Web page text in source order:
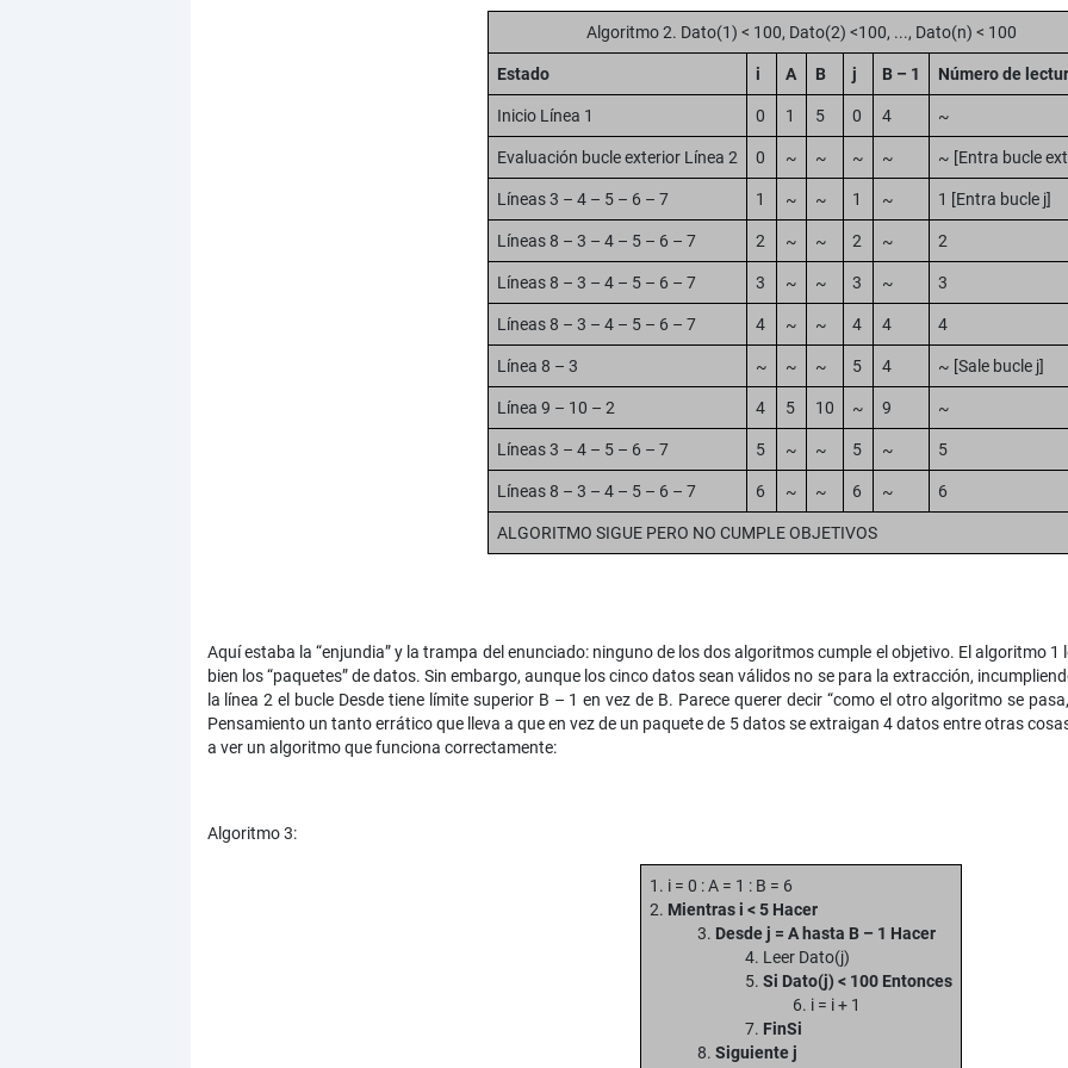
Algoritmo 2. Dato(1) < 100, Dato(2) <100, ..., Dato(n) < 100
Estado i A B j B – 1 Número de
Inicio Línea 1 0 1 5 0 4 ~
Evaluación bucle exterior Línea 2 0 ~ ~ ~ ~ ~ [Entra bucle
Líneas 3 – 4 – 5 – 6 – 7 1 ~ ~ 1 ~ 1 [Entra bucle j]
Líneas 8 – 3 – 4 – 5 – 6 – 7 2 ~ ~ 2 ~ 2
Líneas 8 – 3 – 4 – 5 – 6 – 7 3 ~ ~ 3 ~ 3
Líneas 8 – 3 – 4 – 5 – 6 – 7 4 ~ ~ 4 4 4
Línea 8 – 3 ~ ~ ~ 5 4 ~ [Sale bucle j]
Línea 9 – 10 – 2 4 5 10 ~ 9 ~
Líneas 3 – 4 – 5 – 6 – 7 5 ~ ~ 5 ~ 5
Líneas 8 – 3 – 4 – 5 – 6 – 7 6 ~ ~ 6 ~ 6
ALGORITMO SIGUE PERO NO CUMPLE OBJETIVOS
Aquí estaba la “enjundia” y la trampa del enunciado: ninguno de los dos algoritmos cumple el objetivo. El algoritmo 1
bien los “paquetes” de datos. Sin embargo, aunque los cinco datos sean válidos no se para la extracción,
la línea 2 el bucle Desde tiene límite superior B – 1 en vez de B. Parece querer decir “como el otro algoritmo se
Pensamiento un tanto errático que lleva a que en vez de un paquete de 5 datos se extraigan 4 datos entre otras
a ver un algoritmo que funciona correctamente:
Algoritmo 3:
1. i = 0 : A = 1 : B = 6
2. Mientras i < 5 Hacer
3. Desde j = A hasta B – 1 Hacer
4. Leer Dato(j)
5. Si Dato(j) < 100 Entonces
6. i = i + 1
7. FinSi
8. Siguiente j